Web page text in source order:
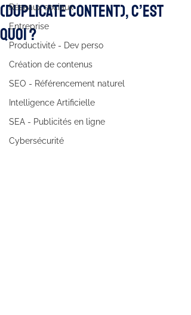
Réseaux sociaux
Entreprise
Productivité - Dev perso
Création de contenus
SEO - Référencement naturel
Intelligence Artificielle
SEA - Publicités en ligne
Cybersécurité
(duplicate content), c’est
quoi ?